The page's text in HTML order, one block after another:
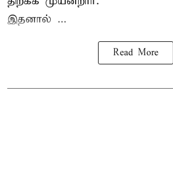
இதனால் ...
Read More